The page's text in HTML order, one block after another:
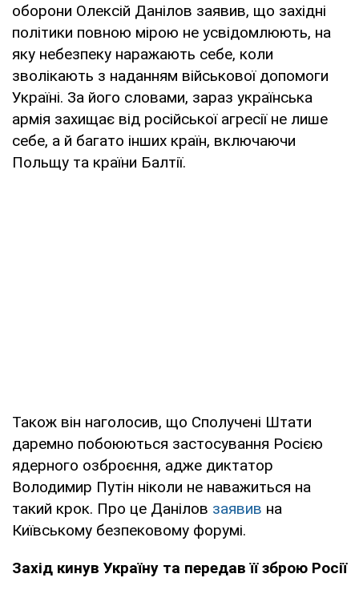
оборони Олексій Данілов заявив, що західні
політики повною мірою не усвідомлюють, на
яку небезпеку наражають себе, коли
зволікають з наданням військової допомоги
Україні. За його словами, зараз українська
армія захищає від російської агресії не лише
себе, а й багато інших країн, включаючи
Польщу та країни Балтії.
Також він наголосив, що Сполучені Штати
даремно побоюються застосування Росією
ядерного озброєння, адже диктатор
Володимир Путін ніколи не наважиться на
такий крок. Про це Данілов заявив на
Київському безпековому форумі.
Захід кинув Україну та передав її зброю Росії